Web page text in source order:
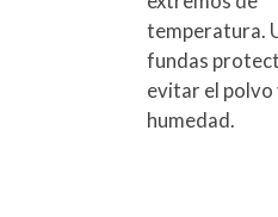
temperatura.
fundas
evitar el polvo
humedad.